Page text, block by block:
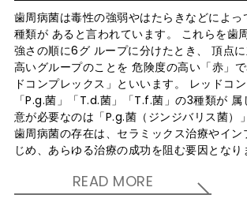
歯周病菌は毒性の強弱やはたらきなどによ
種類が あると言われています。 これらを歯
強さの順に6グ ループに分けたとき、 頂点
高いグループのことを 危険度の高い「赤」
ドコンプレックス」といいます。 レッドコ
「P.g.菌」「T.d.菌」「T.f.菌」の3種類が
意が必要なのは「P.g.菌（ジンジバリス菌）
歯周病菌の存在は、セラミックス治療やイ
じめ、あらゆる治療の成功を阻む要因となり
READ MORE